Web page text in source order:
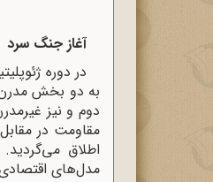
آغاز جنگ سرد
در دوره
به دو بخش مدرن
دوم و نیز
مقاومت در
اطلاق
مدل‌های